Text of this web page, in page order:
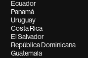
Ecuador
Panamá
Uruguay
Costa Rica
El Salvador
República Dominicana
Guatemala